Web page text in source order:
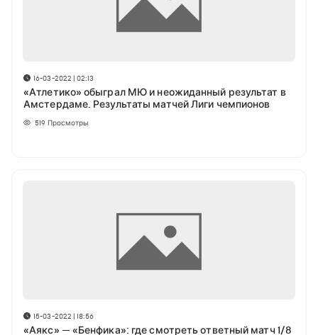
16-03-2022 | 02:13
«Атлетико» обыграл МЮ и неожиданный результат в
Амстердаме. Результаты матчей Лиги чемпионов
519 Просмотры
15-03-2022 | 18:56
«Аякс» — «Бенфика»: где смотреть ответный матч 1/8